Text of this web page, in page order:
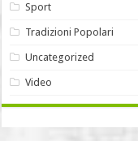
Sport
Tradizioni Popolari
Uncategorized
Video